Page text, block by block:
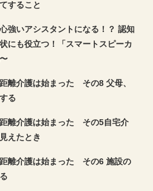
すること
強いアシスタントになる！？ 認知
にも役立つ！「スマートスピーカ
離介護は始まった その8 父母、
る
離介護は始まった その5自宅介
えたとき
離介護は始まった その6 施設の